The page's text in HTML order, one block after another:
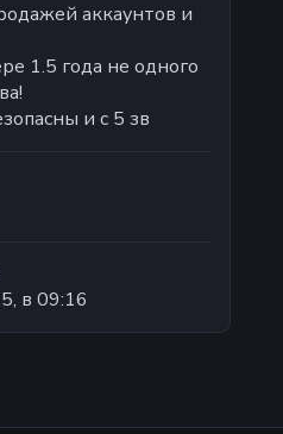
аккаунтов и
1.5 года не одного
и с 5 зв
в 09:16